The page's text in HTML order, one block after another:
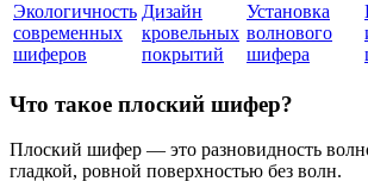
Экологичность
современных
шиферов
Дизайн
кровельных
покрытий
Установка
волнового
шифера
Что такое плоский шифер?
Плоский шифер — это разновидность
гладкой, ровной поверхностью без волн.